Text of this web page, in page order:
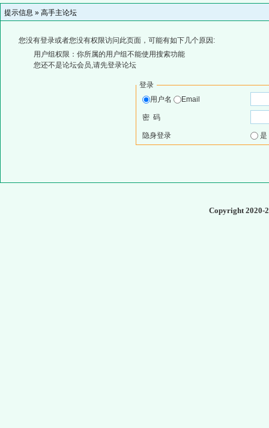
提示信息 » 高手主论坛
您没有登录或者您没有权限访问此页面，可能有如下几个原因:
用户组权限：你所属的用户组不能使用搜索功能
您还不是论坛会员,请先登录论坛
登录
用户名
Email
密 码
隐身登录
Copyright 2020-